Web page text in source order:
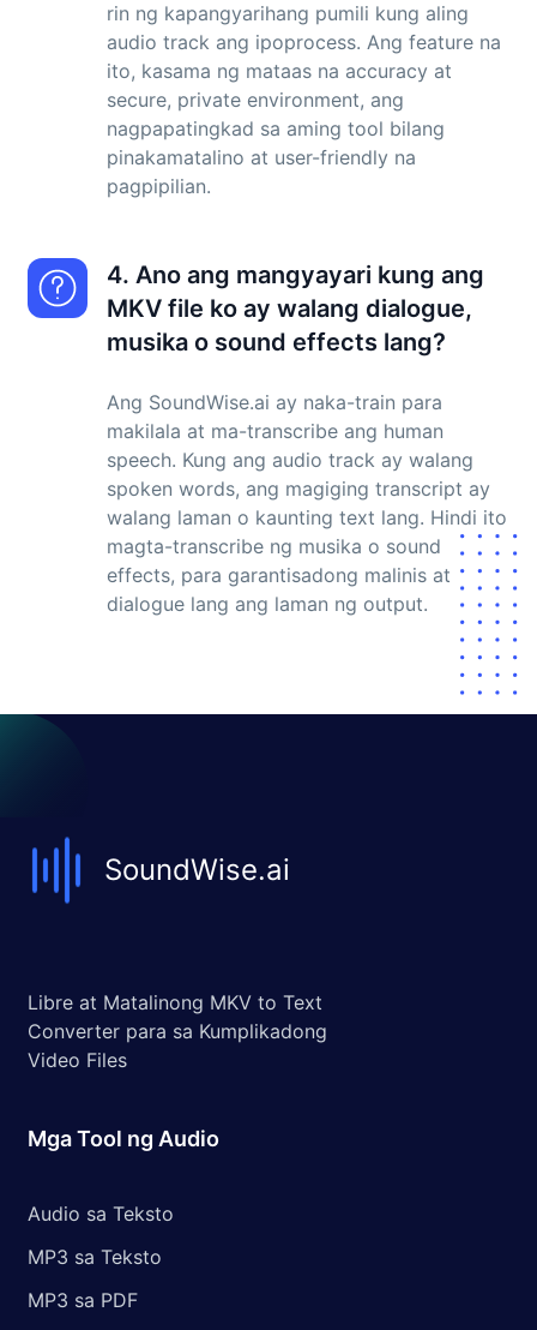
rin ng kapangyarihang pumili kung aling
audio track ang ipoprocess. Ang feature na
ito, kasama ng mataas na accuracy at
secure, private environment, ang
nagpapatingkad sa aming tool bilang
pinakamatalino at user-friendly na
pagpipilian.
4. Ano ang mangyayari kung ang
MKV file ko ay walang dialogue,
musika o sound effects lang?
Ang SoundWise.ai ay naka-train para
makilala at ma-transcribe ang human
speech. Kung ang audio track ay walang
spoken words, ang magiging transcript ay
walang laman o kaunting text lang. Hindi ito
magta-transcribe ng musika o sound
effects, para garantisadong malinis at
dialogue lang ang laman ng output.
SoundWise.ai
Libre at Matalinong MKV to Text
Converter para sa Kumplikadong
Video Files
Mga Tool ng Audio
Audio sa Teksto
MP3 sa Teksto
MP3 sa PDF